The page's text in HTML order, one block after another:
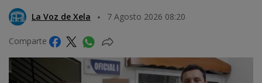
La Voz de Xela 7 Agosto 2026 08:20
Comparte